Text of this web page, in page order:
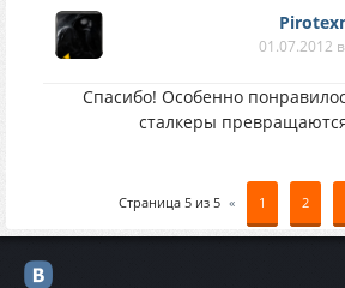
01.07.2012
Спасибо! Особенно
сталкеры
Страница 5 из 5 « 1 2